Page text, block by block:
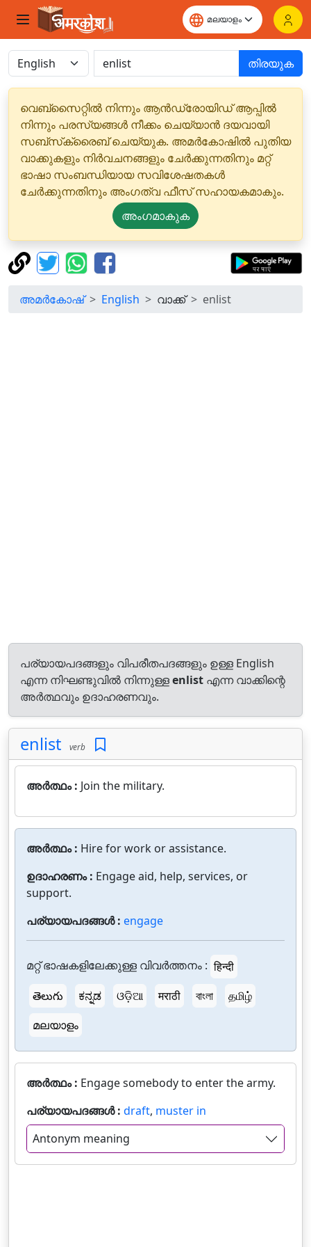
തിരയുക
വെബ്‌സൈറ്റിൽ നിന്നും ആൻഡ്രോയിഡ് ആപ്പിൽ
നിന്നും പരസ്യങ്ങൾ നീക്കം ചെയ്യാൻ ദയവായി
സബ്‌സ്‌ക്രൈബ് ചെയ്യുക. അമർകോഷിൽ പുതിയ
വാക്കുകളും നിർവചനങ്ങളും ചേർക്കുന്നതിനും മറ്റ്
ഭാഷാ സംബന്ധിയായ സവിശേഷതകൾ
ചേർക്കുന്നതിനും അംഗത്വ ഫീസ് സഹായകമാകും.
അംഗമാകുക
അമർകോഷ് English വാക്ക് enlist
പര്യായപദങ്ങളും വിപരീതപദങ്ങളും ഉള്ള English
എന്ന നിഘണ്ടുവിൽ നിന്നുള്ളenlist എന്ന വാക്കിന്റെ
അർത്ഥവും ഉദാഹരണവും.
enlist verb
അർത്ഥം : Join the military.
അർത്ഥം : Hire for work or assistance.
ഉദാഹരണം : Engage aid, help, services, or
support.
പര്യായപദങ്ങൾ : engage
മറ്റ് ഭാഷകളിലേക്കുള്ള വിവർത്തനം : हिन्दी
తెలుగు
ಕನ್ನಡ ଓଡ଼ିଆ मराठी বাংলা
தமிழ்
മലയാളം
അർത്ഥം : Engage somebody to enter the army.
പര്യായപദങ്ങൾ : draft, muster in
Antonym meaning